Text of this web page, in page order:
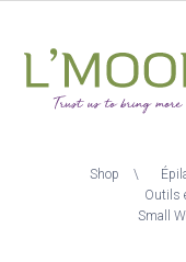
contenu
principal
Shop
Outils
Small